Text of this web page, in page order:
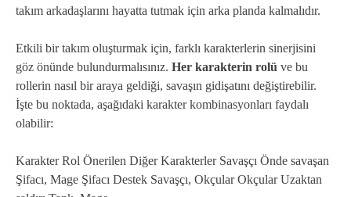
takım arkadaşlarını hayatta tutmak için arka planda kalmalıdır.
Etkili bir takım oluşturmak için, farklı karakterlerin sinerjisini
göz önünde bulundurmalısınız. Her karakterin rolü ve bu
rollerin nasıl bir araya geldiği, savaşın gidişatını değiştirebilir.
İşte bu noktada, aşağıdaki karakter kombinasyonları faydalı
olabilir:
Karakter Rol Önerilen Diğer Karakterler Savaşçı Önde savaşan
Şifacı, Mage Şifacı Destek Savaşçı, Okçular Okçular Uzaktan